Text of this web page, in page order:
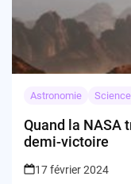
Astronomie
Quand la NASA
demi-victoire
17 février 2024